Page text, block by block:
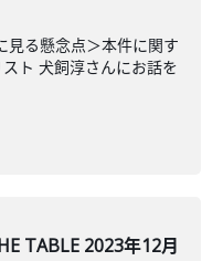
見る懸念点＞本件に関す
ト 犬飼淳さんにお話を
TABLE 2023年12月